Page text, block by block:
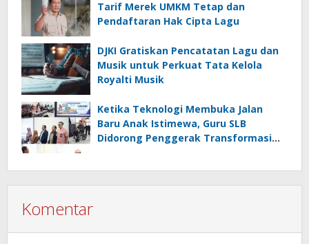
Tarif Merek UMKM Tetap dan
Pendaftaran Hak Cipta Lagu
DJKI Gratiskan Pencatatan Lagu dan
Musik untuk Perkuat Tata Kelola
Royalti Musik
Ketika Teknologi Membuka Jalan
Baru Anak Istimewa, Guru SLB
Didorong Penggerak Transformasi
Komentar